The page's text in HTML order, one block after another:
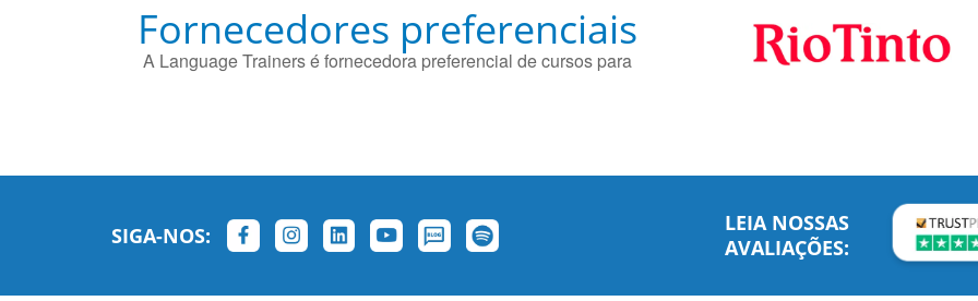
Fornecedores preferenciais
A Language Trainers é fornecedora preferencial de cursos para
SIGA-NOS:
LEIA NOSSAS
AVALIAÇÕES: